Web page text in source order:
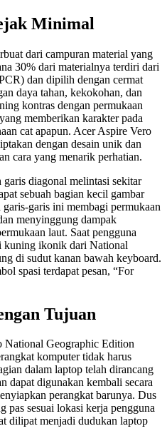
Minimal
dari campuran material yang
30% dari materialnya terdiri dari
dan dipilih dengan cermat
daya tahan, kekokohan, dan
kontras dengan permukaan
memberikan karakter pada
cat apapun. Acer Aspire Vero
dengan desain unik dan
cara yang menarik perhatian.
diagonal melintasi sekitar
sebuah bagian kecil gambar
garis ini membagi permukaan
menyinggung dampak
laut. Saat pengguna
kuning ikonik dari National
di sudut kanan bawah keyboard.
spasi terdapat pesan, “For
Tujuan
National Geographic Edition
komputer tidak harus
dalam laptop telah dirancang
dapat digunakan kembali secara
perangkat barunya. Dus
sesuai lokasi kerja pengguna
dilipat menjadi dudukan laptop